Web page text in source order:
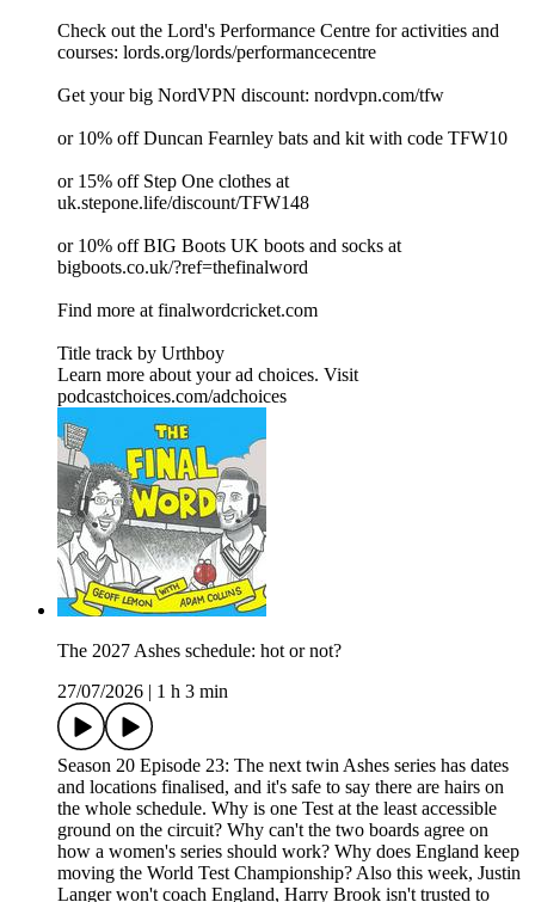
Check out the Lord's Performance Centre for activities and
courses: ⁠⁠⁠⁠⁠⁠⁠⁠⁠⁠⁠⁠⁠⁠lords.org/lords/performancecentre⁠⁠⁠⁠⁠⁠⁠⁠⁠⁠⁠⁠⁠⁠
⁠⁠⁠⁠⁠⁠⁠⁠⁠⁠⁠⁠⁠⁠⁠⁠⁠⁠⁠⁠⁠⁠⁠⁠⁠⁠⁠⁠⁠⁠⁠⁠⁠⁠⁠⁠⁠⁠⁠⁠⁠⁠⁠⁠⁠⁠⁠⁠⁠⁠⁠⁠⁠⁠⁠⁠⁠⁠⁠⁠⁠⁠⁠⁠⁠⁠⁠⁠⁠⁠⁠⁠⁠⁠⁠⁠⁠⁠⁠⁠⁠⁠⁠⁠⁠⁠⁠⁠⁠⁠⁠⁠⁠⁠⁠⁠⁠⁠⁠⁠⁠⁠⁠⁠⁠⁠⁠⁠⁠⁠⁠⁠⁠⁠⁠⁠⁠⁠⁠⁠⁠⁠⁠⁠⁠⁠⁠⁠⁠⁠⁠⁠⁠⁠⁠⁠⁠⁠⁠⁠⁠⁠⁠⁠⁠⁠⁠⁠⁠⁠⁠⁠⁠⁠⁠⁠⁠⁠⁠⁠⁠⁠⁠⁠⁠⁠⁠⁠⁠⁠⁠⁠⁠⁠⁠⁠⁠⁠⁠⁠⁠⁠⁠⁠⁠⁠⁠⁠⁠⁠⁠⁠⁠⁠⁠⁠⁠⁠⁠⁠⁠⁠Get your big NordVPN discount: ⁠⁠⁠⁠⁠⁠⁠⁠⁠⁠⁠⁠⁠⁠⁠⁠⁠⁠⁠⁠⁠⁠⁠⁠⁠⁠⁠⁠⁠⁠⁠⁠⁠⁠⁠⁠⁠⁠⁠⁠⁠⁠⁠⁠⁠⁠⁠⁠⁠⁠⁠⁠⁠⁠⁠⁠⁠⁠⁠⁠⁠⁠⁠⁠⁠⁠⁠⁠⁠⁠⁠⁠⁠⁠⁠⁠⁠⁠⁠⁠⁠⁠⁠⁠⁠⁠⁠⁠⁠⁠⁠⁠⁠⁠⁠⁠⁠⁠⁠⁠⁠⁠⁠⁠⁠⁠⁠⁠nordvpn.com/tfw⁠⁠⁠⁠⁠⁠⁠⁠⁠⁠⁠⁠⁠⁠⁠⁠⁠⁠⁠⁠⁠⁠⁠⁠⁠⁠⁠⁠⁠⁠⁠⁠⁠⁠⁠⁠⁠⁠⁠⁠⁠⁠⁠⁠⁠⁠⁠⁠⁠⁠⁠⁠⁠⁠⁠⁠⁠⁠⁠⁠⁠⁠⁠⁠⁠⁠⁠⁠⁠⁠⁠⁠⁠⁠⁠⁠⁠⁠⁠⁠⁠⁠⁠⁠⁠⁠⁠⁠⁠⁠⁠⁠⁠⁠⁠⁠⁠⁠⁠⁠⁠⁠⁠⁠⁠⁠⁠⁠
or 10% off ⁠⁠⁠⁠⁠⁠⁠⁠⁠⁠⁠⁠⁠⁠⁠⁠Duncan Fearnley ⁠⁠⁠⁠⁠⁠⁠⁠⁠⁠⁠⁠⁠⁠⁠⁠bats and kit with code TFW10
or 15% off Step One clothes at
⁠⁠⁠⁠⁠⁠⁠⁠⁠⁠⁠⁠⁠⁠⁠⁠⁠⁠⁠⁠⁠⁠⁠⁠⁠⁠⁠⁠⁠⁠⁠⁠⁠uk.stepone.life/discount/TFW148⁠⁠⁠⁠⁠⁠⁠⁠⁠⁠⁠⁠⁠⁠⁠⁠⁠⁠⁠⁠⁠⁠⁠⁠⁠⁠⁠⁠⁠⁠⁠⁠⁠⁠⁠⁠⁠⁠⁠⁠⁠⁠⁠⁠⁠⁠⁠⁠⁠⁠⁠⁠⁠⁠⁠
or 10% off BIG Boots UK boots and socks at
⁠⁠⁠⁠⁠⁠⁠⁠⁠⁠⁠⁠⁠⁠⁠⁠⁠⁠⁠⁠⁠⁠⁠⁠⁠⁠⁠⁠⁠⁠⁠⁠⁠⁠⁠⁠⁠⁠⁠⁠⁠⁠⁠⁠⁠⁠⁠⁠⁠⁠⁠⁠⁠⁠⁠⁠⁠⁠⁠⁠⁠⁠⁠bigboots.co.uk/?ref=thefinalword⁠⁠⁠⁠⁠⁠⁠⁠⁠⁠⁠⁠⁠⁠⁠⁠⁠⁠⁠⁠⁠⁠⁠⁠⁠⁠⁠⁠⁠⁠⁠⁠⁠⁠⁠⁠⁠⁠⁠⁠⁠⁠⁠⁠⁠⁠⁠⁠⁠⁠⁠⁠⁠⁠⁠⁠⁠⁠⁠⁠⁠⁠⁠
Find more at ⁠⁠⁠⁠⁠⁠⁠⁠⁠⁠⁠⁠⁠⁠⁠⁠⁠⁠⁠⁠⁠⁠⁠⁠⁠⁠⁠⁠⁠⁠⁠⁠⁠⁠⁠⁠⁠⁠⁠⁠⁠⁠⁠⁠⁠⁠⁠⁠⁠⁠⁠⁠⁠⁠⁠⁠⁠⁠⁠⁠⁠⁠⁠⁠⁠⁠⁠⁠⁠⁠⁠⁠⁠⁠⁠⁠⁠⁠⁠⁠⁠⁠⁠⁠⁠⁠⁠⁠⁠⁠⁠⁠⁠⁠⁠⁠⁠⁠⁠⁠⁠⁠⁠⁠⁠⁠⁠finalwordcricket.com⁠⁠⁠⁠⁠⁠⁠⁠⁠⁠⁠⁠⁠⁠⁠⁠⁠⁠⁠⁠⁠⁠⁠⁠⁠⁠⁠⁠⁠⁠⁠⁠⁠⁠⁠⁠⁠⁠⁠⁠⁠⁠⁠⁠⁠⁠⁠⁠⁠⁠⁠⁠⁠⁠⁠⁠⁠⁠⁠⁠⁠⁠⁠⁠⁠⁠⁠⁠⁠⁠⁠⁠⁠⁠⁠⁠⁠⁠⁠⁠⁠⁠⁠⁠⁠⁠⁠⁠⁠⁠⁠⁠⁠⁠⁠⁠⁠⁠⁠⁠⁠⁠⁠⁠⁠⁠⁠
Title track by ⁠⁠⁠⁠⁠⁠⁠⁠⁠⁠⁠⁠⁠⁠⁠⁠⁠⁠⁠⁠⁠⁠⁠⁠⁠⁠⁠⁠⁠⁠⁠⁠⁠⁠⁠⁠⁠⁠⁠⁠⁠⁠⁠⁠⁠⁠⁠⁠⁠⁠⁠⁠⁠⁠⁠⁠⁠⁠⁠⁠⁠⁠⁠⁠⁠⁠⁠⁠⁠⁠⁠⁠⁠⁠⁠⁠⁠⁠⁠⁠⁠⁠⁠⁠⁠⁠⁠⁠⁠⁠⁠⁠⁠⁠⁠⁠⁠⁠⁠⁠⁠⁠⁠⁠⁠⁠⁠Urthboy⁠⁠⁠⁠⁠⁠⁠⁠⁠⁠⁠⁠⁠⁠⁠⁠⁠⁠
Learn more about your ad choices. Visit
podcastchoices.com/adchoices
The 2027 Ashes schedule: hot or not?
27/07/2026
1 h 3 min
Season 20 Episode 23: The next twin Ashes series has dates
and locations finalised, and it's safe to say there are hairs on
the whole schedule. Why is one Test at the least accessible
ground on the circuit? Why can't the two boards agree on
how a women's series should work? Why does England keep
moving the World Test Championship? Also this week, Justin
Langer won't coach England, Harry Brook isn't trusted to